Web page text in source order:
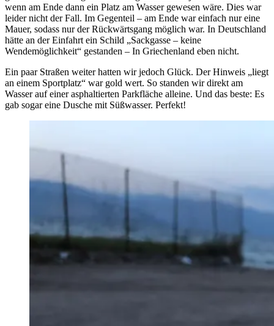
wenn am Ende dann ein Platz am Wasser gewesen wäre. Dies war
leider nicht der Fall. Im Gegenteil – am Ende war einfach nur eine
Mauer, sodass nur der Rückwärtsgang möglich war. In Deutschland
hätte an der Einfahrt ein Schild „Sackgasse – keine
Wendemöglichkeit“ gestanden – In Griechenland eben nicht.
Ein paar Straßen weiter hatten wir jedoch Glück. Der Hinweis „liegt
an einem Sportplatz“ war gold wert. So standen wir direkt am
Wasser auf einer asphaltierten Parkfläche alleine. Und das beste: Es
gab sogar eine Dusche mit Süßwasser. Perfekt!